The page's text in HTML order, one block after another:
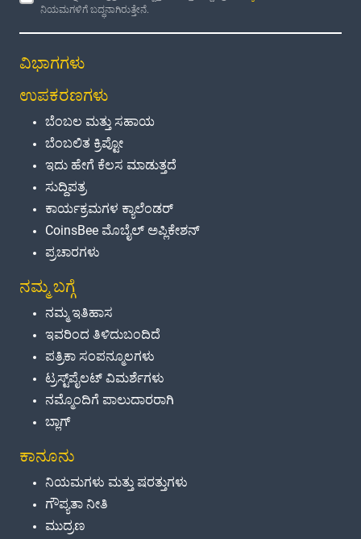
ನಿಯಮಗಳಿಗೆ ಬದ್ಧನಾಗಿರುತ್ತೇನೆ.
ವಿಭಾಗಗಳು
ಉಪಕರಣಗಳು
ಬೆಂಬಲ ಮತ್ತು ಸಹಾಯ
ಬೆಂಬಲಿತ ಕ್ರಿಪ್ಟೋ
ಇದು ಹೇಗೆ ಕೆಲಸ ಮಾಡುತ್ತದೆ
ಸುದ್ದಿಪತ್ರ
ಕಾರ್ಯಕ್ರಮಗಳ ಕ್ಯಾಲೆಂಡರ್
CoinsBee ಮೊಬೈಲ್ ಅಪ್ಲಿಕೇಶನ್
ಪ್ರಚಾರಗಳು
ನಮ್ಮ ಬಗ್ಗೆ
ನಮ್ಮ ಇತಿಹಾಸ
ಇವರಿಂದ ತಿಳಿದುಬಂದಿದೆ
ಪತ್ರಿಕಾ ಸಂಪನ್ಮೂಲಗಳು
ಟ್ರಸ್ಟ್‌ಪೈಲಟ್ ವಿಮರ್ಶೆಗಳು
ನಮ್ಮೊಂದಿಗೆ ಪಾಲುದಾರರಾಗಿ
ಬ್ಲಾಗ್
ಕಾನೂನು
ನಿಯಮಗಳು ಮತ್ತು ಷರತ್ತುಗಳು
ಗೌಪ್ಯತಾ ನೀತಿ
ಮುದ್ರಣ